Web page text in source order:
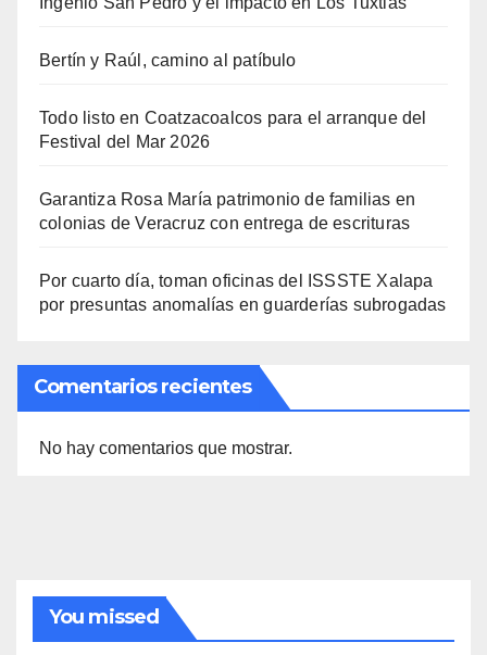
Bertín y Raúl, camino al patíbulo
Todo listo en Coatzacoalcos para el arranque del
Festival del Mar 2026
Garantiza Rosa María patrimonio de familias en
colonias de Veracruz con entrega de escrituras
Por cuarto día, toman oficinas del ISSSTE Xalapa
por presuntas anomalías en guarderías subrogadas
Comentarios recientes
No hay comentarios que mostrar.
You missed